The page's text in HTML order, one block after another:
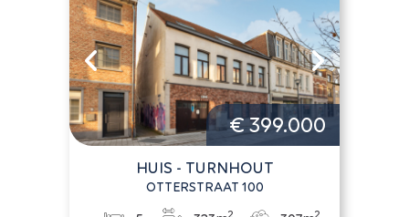
€ 399.000
HUIS - TURNHOUT
OTTERSTRAAT 100
2 2